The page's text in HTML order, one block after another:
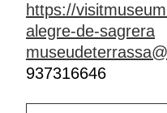
https://
alegre-de-sagrera
937316646